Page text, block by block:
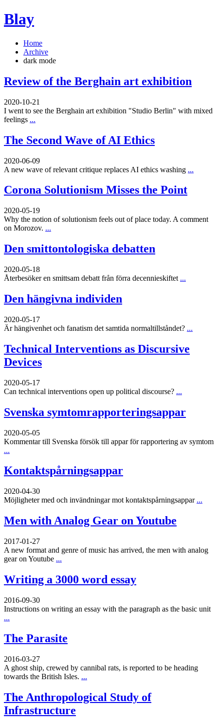
Blay
Home
Archive
dark mode
Review of the Berghain art exhibition
2020-10-21
I went to see the Berghain art exhibition "Studio Berlin" with mixed
feelings ...
The Second Wave of AI Ethics
2020-06-09
A new wave of relevant critique replaces AI ethics washing ...
Corona Solutionism Misses the Point
2020-05-19
Why the notion of solutionism feels out of place today. A comment
on Morozov. ...
Den smittontologiska debatten
2020-05-18
Återbesöker en smittsam debatt från förra decennieskiftet ...
Den hängivna individen
2020-05-17
Är hängivenhet och fanatism det samtida normaltillståndet? ...
Technical Interventions as Discursive
Devices
2020-05-17
Can technical interventions open up political discourse? ...
Svenska symtomrapporteringsappar
2020-05-05
Kommentar till Svenska försök till appar för rapportering av symtom
...
Kontaktspårningsappar
2020-04-30
Möjligheter med och invändningar mot kontaktspårningsappar ...
Men with Analog Gear on Youtube
2017-01-27
A new format and genre of music has arrived, the men with analog
gear on Youtube ...
Writing a 3000 word essay
2016-09-30
Instructions on writing an essay with the paragraph as the basic unit
...
The Parasite
2016-03-27
A ghost ship, crewed by cannibal rats, is reported to be heading
towards the British Isles. ...
The Anthropological Study of
Infrastructure